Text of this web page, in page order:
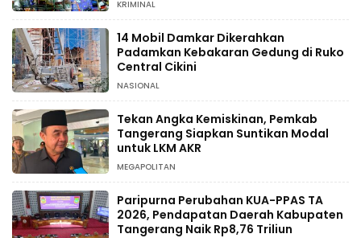
KRIMINAL
14 Mobil Damkar Dikerahkan
Padamkan Kebakaran Gedung di Ruko
Central Cikini
NASIONAL
Tekan Angka Kemiskinan, Pemkab
Tangerang Siapkan Suntikan Modal
untuk LKM AKR
MEGAPOLITAN
Paripurna Perubahan KUA-PPAS TA
2026, Pendapatan Daerah Kabupaten
Tangerang Naik Rp8,76 Triliun